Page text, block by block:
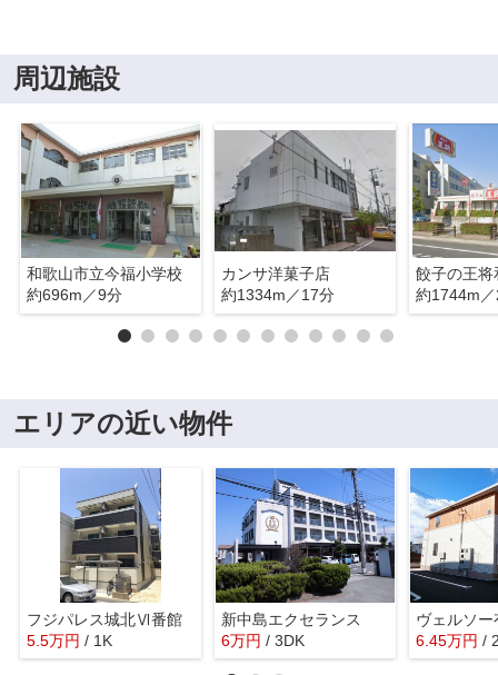
周辺施設
和歌山市立今福小学校
約696m／9分
カンサ洋菓子店
約1334m／17分
約1744m
エリアの近い物件
フジパレス城北Ⅵ番館
5.5万円 / 1K
新中島エクセランス
6万円 / 3DK
ヴェルソ
6.45万円 /